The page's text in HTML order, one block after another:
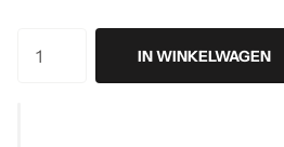
IN WINKELWAGEN